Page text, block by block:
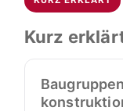
Ihnen einen
Seite.
CAD-Daten,
und
beschaffen
Kurz